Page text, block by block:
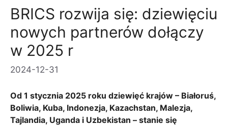
BRICS rozwija się: dziewięciu
nowych partnerów dołączy
w 2025 r
2024-12-31
Od 1 stycznia 2025 roku dziewięć krajów – Białoruś,
Boliwia, Kuba, Indonezja, Kazachstan, Malezja,
Tajlandia, Uganda i Uzbekistan – stanie się